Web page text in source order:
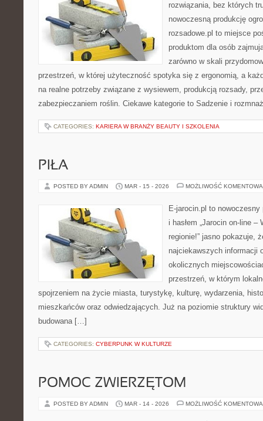
rozwiązania, bez których
nowoczesną produkcję
rozsadowe.pl to miejsce
produktom dla osób
zarówno w skali
przestrzeń, w której użyteczność spotyka się z ergonomią, a
na realne potrzeby związane z wysiewem, produkcją rozsady,
zabezpieczaniem roślin. Ciekawe kategorie to Sadzenie i
CATEGORIES: KARIERA W BRANŻY BEAUTY I SZKOLENIA
PIŁA
POSTED BY ADMIN MAR - 15 - 2026 MOŻLIWOŚĆ
E-jarocin.pl to
i hasłem „Jarocin on-line
regionie!” jasno pokazuje,
najciekawszych informacji
okolicznych
przestrzeń, w którym
spojrzeniem na życie miasta, turystykę, kulturę, wydarzenia,
mieszkańców oraz odwiedzających. Już na poziomie struktury
budowana […]
CATEGORIES: CYBERPUNK W KULTURZE
POMOC ZWIERZĘTOM
POSTED BY ADMIN MAR - 14 - 2026 MOŻLIWOŚĆ